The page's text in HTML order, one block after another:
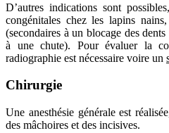
D’autres indications sont
congénitales chez les lapins
(secondaires à un blocage des
à une chute). Pour évaluer la
radiographie est nécessaire voire un
Chirurgie
Une anesthésie générale est
des mâchoires et des incisives.